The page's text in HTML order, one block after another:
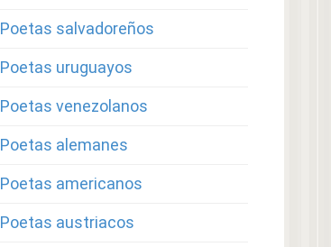
Poetas salvadoreños
Poetas uruguayos
Poetas venezolanos
Poetas alemanes
Poetas americanos
Poetas austriacos